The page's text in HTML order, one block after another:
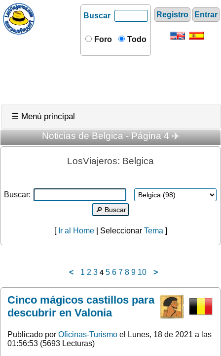
Registro Entrar
Buscar
Foro Todo
☰ Menú principal
Noticias de Belgica - Página 4 ✈️
LosViajeros: Belgica
Buscar:
[ Ir al Home| SeleccionarTema ]
< 1 2 3 4 5 6 7 8 9 10 >
Cinco mágicos castillos para
descubrir en Valonia
Publicado por Oficinas-Turismo el Lunes, 18 de 2021 a las
01:56:53 (5693 Lecturas)